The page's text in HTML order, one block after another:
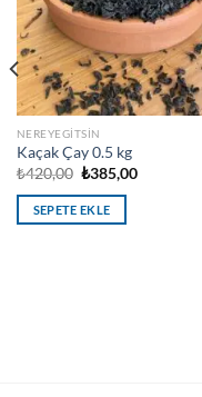
NEREYEGITSIN
Kaçak Çay 0.5 kg
₺420,00 Orijinal
₺420,00.
₺385,00Şu
SEPETE EKLE